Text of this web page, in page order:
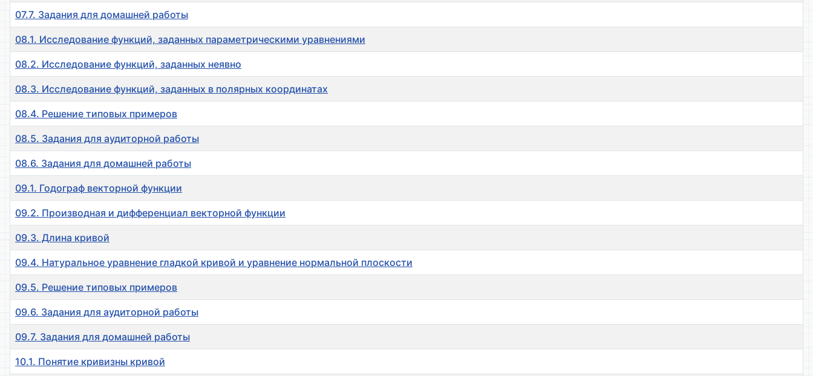
07.7. Задания для домашней работы
08.1. Исследование функций, заданных параметрическими уравнениями
08.2. Исследование функций, заданных неявно
08.3. Исследование функций, заданных в полярных координатах
08.4. Решение типовых примеров
08.5. Задания для аудиторной работы
08.6. Задания для домашней работы
09.1. Годограф векторной функции
09.2. Производная и дифференциал векторной функции
09.3. Длина кривой
09.4. Натуральное уравнение гладкой кривой и уравнение нормальной плоскости
09.5. Решение типовых примеров
09.6. Задания для аудиторной работы
09.7. Задания для домашней работы
10.1. Понятие кривизны кривой